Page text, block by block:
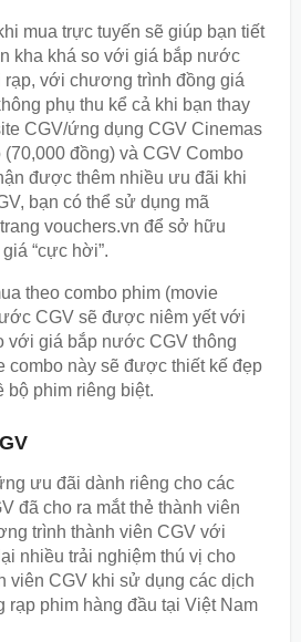
mua trực tuyến sẽ giúp bạn tiết
kha khá so với giá bắp nước
rạp, với chương trình đồng giá
phụ thu kể cả khi bạn thay
CGV/ứng dụng CGV Cinemas
đồng) và CGV Combo
được thêm nhiều ưu đãi khi
bạn có thể sử dụng mã
vouchers.vn để sở hữu
“cực hời”.
theo combo phim (movie
CGV sẽ được niêm yết với
với giá bắp nước CGV thông
combo này sẽ được thiết kế đẹp
bộ phim riêng biệt.
ưu đãi dành riêng cho các
đã cho ra mắt thẻ thành viên
trình thành viên CGV với
nhiều trải nghiệm thú vị cho
viên CGV khi sử dụng các dịch
rạp phim hàng đầu tại Việt Nam